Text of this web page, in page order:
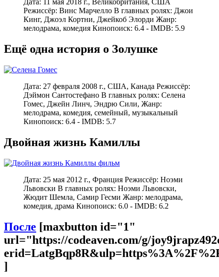
Дата: 11 мая 2018 г., Великобритания, США
Режиссёр: Винс Марчелло В главных ролях: Джои
Кинг, Джоэл Кортни, Джейкоб Элорди Жанр:
мелодрама, комедия Кинопоиск: 6.4 - IMDB: 5.9
Ещё одна история о Золушке
Дата: 27 февраля 2008 г., США, Канада Режиссёр:
Дэймон Сантостефано В главных ролях: Селена
Гомес, Джейн Линч, Эндрю Сили, Жанр:
мелодрама, комедия, семейный, музыкальный
Кинопоиск: 6.4 - IMDB: 5.7
Двойная жизнь Камиллы
Дата: 25 мая 2012 г., Франция Режиссёр: Ноэми
Львовски В главных ролях: Ноэми Львовски,
Жюдит Шемла, Самир Гесми Жанр: мелодрама,
комедия, драма Кинопоиск: 6.0 - IMDB: 6.2
После [maxbutton id="1"
url="https://codeaven.com/g/
]